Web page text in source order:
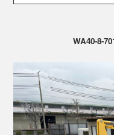
WA40-8-